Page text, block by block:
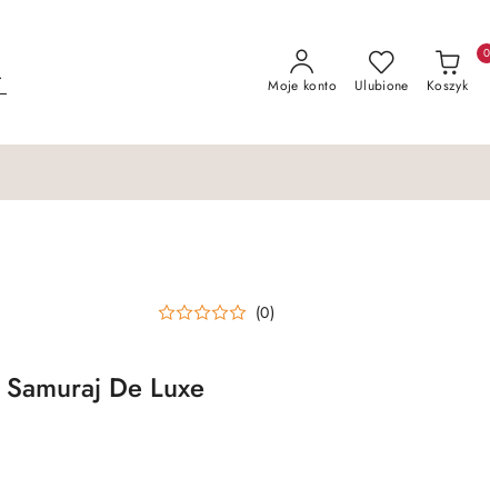
Moje konto Ulubione Koszyk
0
(0)
De Luxe